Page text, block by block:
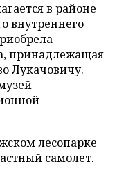
в районе
внутреннего
принадлежащая
Лукачовичу.
лесопарке
самолет.